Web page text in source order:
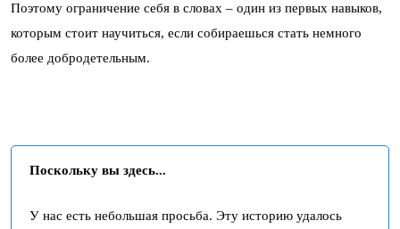
Поэтому ограничение себя в словах – один из первых навыков,
которым стоит научиться, если собираешься стать немного
более добродетельным.
Поскольку вы здесь...
У нас есть небольшая просьба. Эту историю удалось